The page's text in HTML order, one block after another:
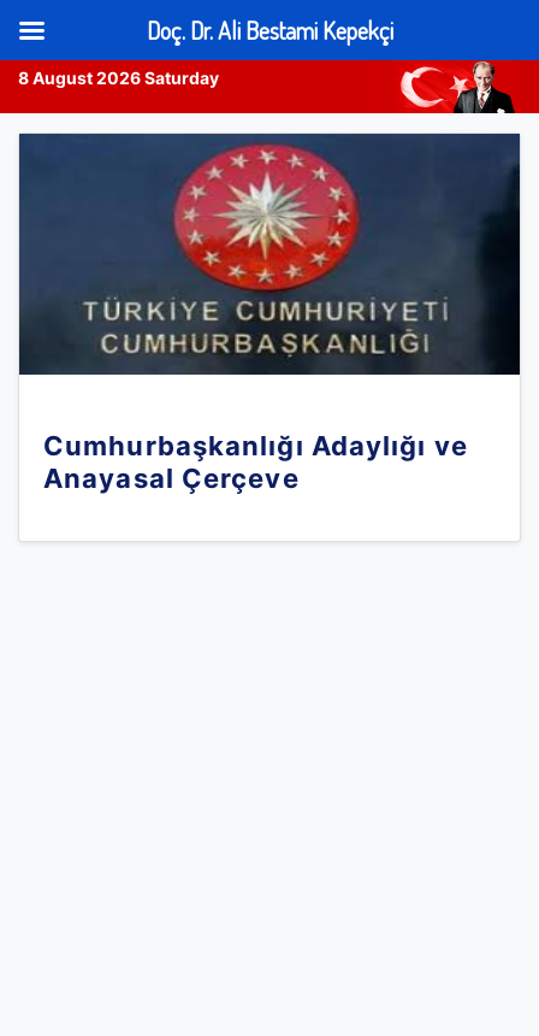
8 August 2026 Saturday
Cumhurbaşkanlığı Adaylığı ve
Anayasal Çerçeve
Doç. Dr. Ali Bestami Kepekçi